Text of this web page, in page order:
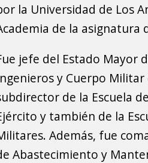
la Universidad de Los
de la asignatura
jefe del Estado Mayor
y Cuerpo
de la Escuela
y también de la
Además, fue
Abastecimiento y